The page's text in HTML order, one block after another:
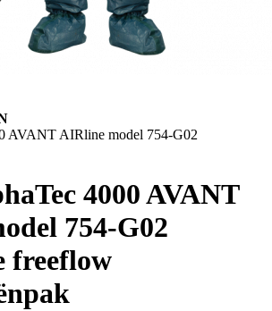
AVANT AIRline model 754-G02
4000 AVANT
754-G02
freeflow